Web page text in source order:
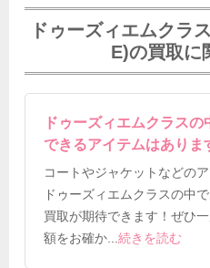
ドゥーズィエムクラ
E)の買取に
ドゥーズィエムクラス
できるアイテムはありま
コートやジャケットなどの
ドゥーズィエムクラスの中
買取が期待できます！ぜひ
額をお確か...続きを読む